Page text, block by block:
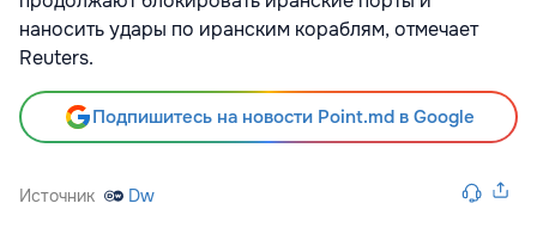
наносить удары по иранским кораблям, отмечает
Reuters.
Подпишитесь на новости Point.md в Google
Источник Dw